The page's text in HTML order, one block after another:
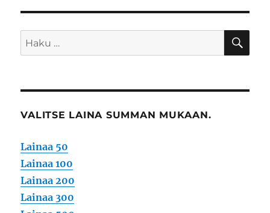
Etsi:
VALITSE LAINA SUMMAN MUKAAN.
Lainaa 50
Lainaa 100
Lainaa 200
Lainaa 300